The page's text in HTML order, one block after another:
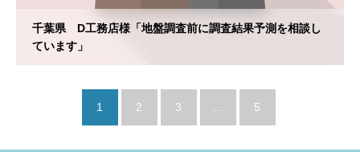
千葉県 D工務店様「地盤調査前に調査結果予測を相談し
ています」
1 2 3 5